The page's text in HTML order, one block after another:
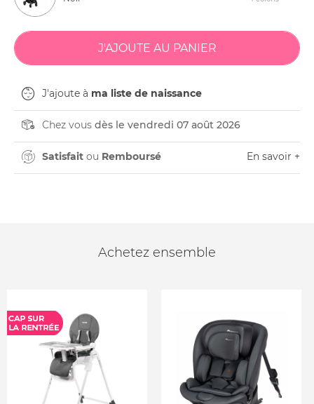
J'ajoute à ma liste de naissance
Chez vous dès le vendredi 07 août 2026
Satisfait ou Remboursé En savoir +
Achetez ensemble